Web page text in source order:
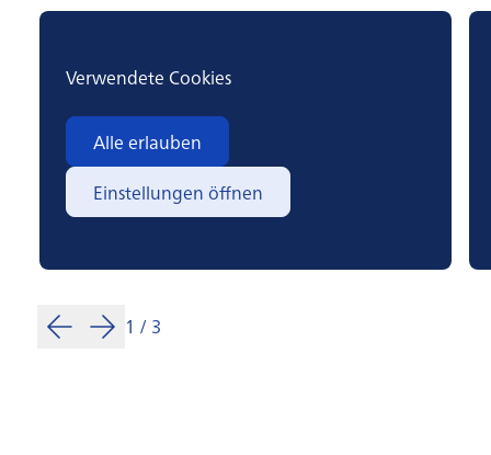
Verwendete Cookies
Alle erlauben
Einstellungen öffnen
1 / 3